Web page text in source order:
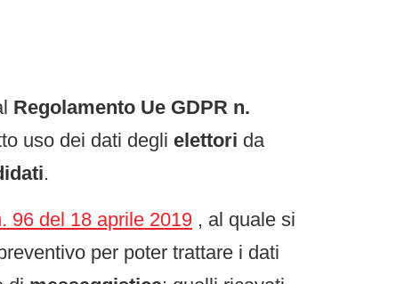
Regolamento Ue GDPR n.
uso dei dati degli elettori da
.
96 del 18 aprile 2019 , al quale si
per poter trattare i dati